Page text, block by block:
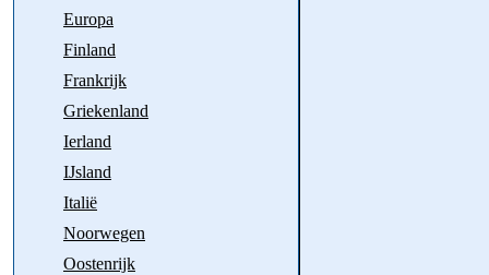
Europa
Finland
Frankrijk
Griekenland
Ierland
IJsland
Italië
Noorwegen
Oostenrijk